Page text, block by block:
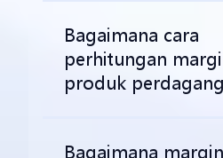
Bagaimana cara
perhitungan
produk
Bagaimana